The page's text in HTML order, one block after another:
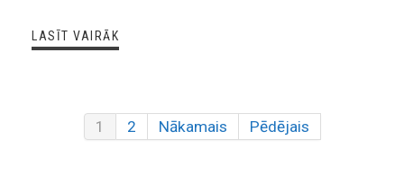
LASĪT VAIRĀK
1 2 Nākamais Pēdējais